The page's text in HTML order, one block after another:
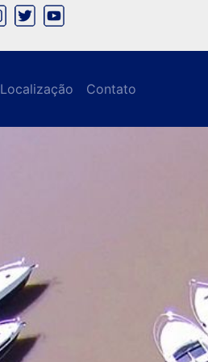
Localização Contato